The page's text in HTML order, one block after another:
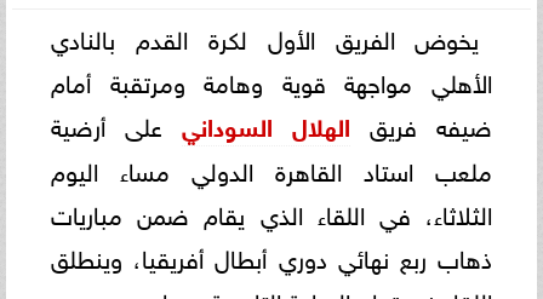
يخوض الفريق الأول لكرة القدم بالنادي
الأهلي مواجهة قوية وهامة ومرتقبة أمام
ضيفه فريق الهلال السودانيعلى أرضية
ملعب استاد القاهرة الدولي مساء اليوم
الثلاثاء، في اللقاء الذي يقام ضمن مباريات
ذهاب ربع نهائي دوري أبطال أفريقيا، وينطلق